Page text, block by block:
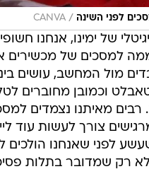
לפני השינה /
CANVA
של ימינו, אנחנו
למסכים של מכשירים
מול המחשב, עושים
וכמובן מחוברים
רבים מאיתנו נצמדים
צורך לעשות עוד
לפני שאנחנו הולכים
רק שמדובר בתלות